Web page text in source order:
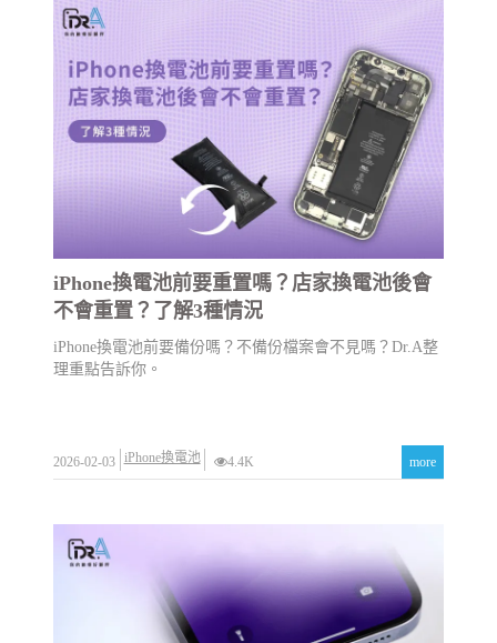
iPhone換電池前要重置嗎？店家換電池後會
不會重置？了解3種情況
iPhone換電池前要備份嗎？不備份檔案會不見嗎？Dr.A整
理重點告訴你。
2026-02-03 iPhone換電池 4.4K more